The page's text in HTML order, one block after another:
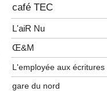
café TEC
L'aiR Nu
Œ&M
L'employée aux écritures
gare du nord